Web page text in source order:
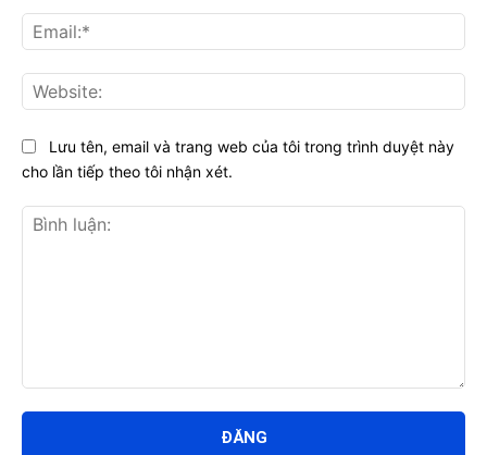
luận:
Lưu tên, email và trang web của tôi trong trình duyệt này
cho lần tiếp theo tôi nhận xét.